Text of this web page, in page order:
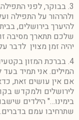
3. בבוקר, לפני
ולהרהור על התפילה
להיערך בירושלים,
שלכם תתארך מסיבה
יהיה זמן מצוין
4. בברכת המזון
המילים. אני תמיד
אם אין עושים זאת,
לירושלים ולמקדש
בימינו…" הילדים
שתרחיבו עמם בדברים.